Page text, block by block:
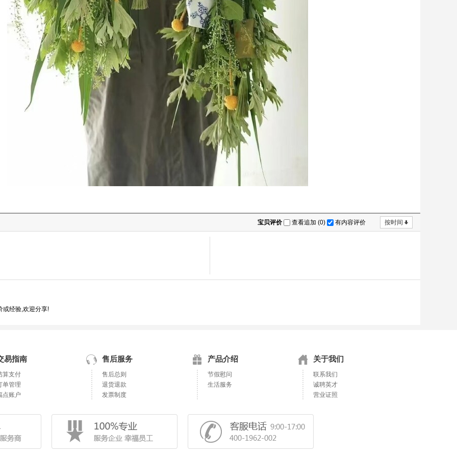
宝贝评价 查看追加 (0) 有内容评价 按时间
或经验,欢迎分享!
易指南
算支付
单管理
点账户
售后服务
售后总则
退货退款
发票制度
产品介绍
节假慰问
生活服务
关于我们
联系我们
诚聘英才
营业证照